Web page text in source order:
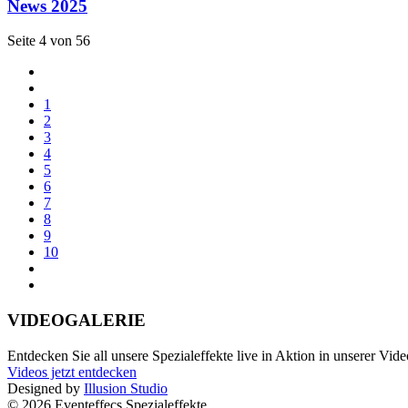
News 2025
Seite 4 von 56
1
2
3
4
5
6
7
8
9
10
VIDEOGALERIE
Entdecken Sie all unsere Spezialeffekte live in Aktion in unserer
Videos jetzt entdecken
Designed by Illusion Studio
© 2026 Eventeffecs Spezialeffekte